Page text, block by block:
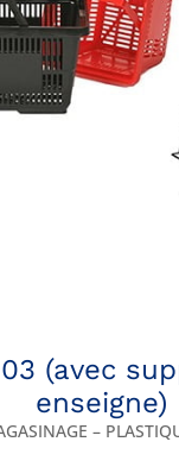
(avec
enseigne)
–